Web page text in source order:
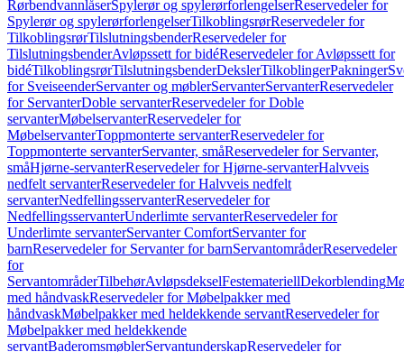
RørbendvannlåserSpylerør og spylerørforlengelserReservedeler for
Spylerør og spylerørforlengelserTilkoblingsrørReservedeler for
TilkoblingsrørTilslutningsbenderReservedeler for
TilslutningsbenderAvløpssett for bidéReservedeler for Avløpssett for
bidéTilkoblingsrørTilslutningsbenderDekslerTilkoblingerPakninger
for SveiseenderServanter og møblerServanterServanterReservedeler
for ServanterDoble servanterReservedeler for Doble
servanterMøbelservanterReservedeler for
MøbelservanterToppmonterte servanterReservedeler for
Toppmonterte servanterServanter, småReservedeler for Servanter,
småHjørne-servanterReservedeler for Hjørne-servanterHalvveis
nedfelt servanterReservedeler for Halvveis nedfelt
servanterNedfellingsservanterReservedeler for
NedfellingsservanterUnderlimte servanterReservedeler for
Underlimte servanterServanter ComfortServanter for
barnReservedeler for Servanter for barnServantområderReservedeler
for
ServantområderTilbehørAvløpsdekselFestemateriellDekorblending
med håndvaskReservedeler for Møbelpakker med
håndvaskMøbelpakker med heldekkende servantReservedeler for
Møbelpakker med heldekkende
servantBaderomsmøblerServantunderskapReservedeler for